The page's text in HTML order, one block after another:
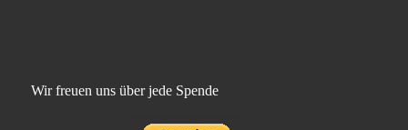
Wir freuen uns über jede Spende